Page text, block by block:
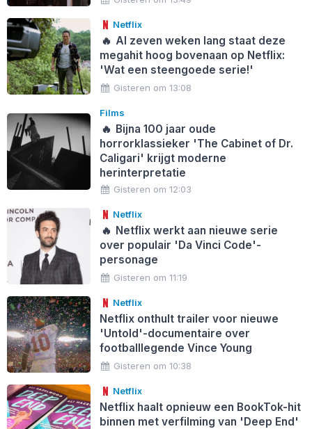
Netflix
🔥 Al zeven weken lang staat deze
megahit hoog bovenaan op Netflix:
'Wat een steengoede serie!'
Gisteren om 13:08
Films
🔥 Bijna 100 jaar oude
horrorklassieker 'The Cabinet of Dr.
Caligari' krijgt moderne
herinterpretatie
Gisteren om 12:03
Netflix
🔥 Netflix werkt aan nieuwe serie
over populair 'Da Vinci Code'-
personage
Gisteren om 11:19
Netflix
Netflix onthult trailer voor nieuwe
'Untold'-documentaire over
footballlegende Vince Young
Gisteren om 10:38
Netflix
Netflix haalt opnieuw een BookTok-hit
binnen met verfilming van 'Deep End'